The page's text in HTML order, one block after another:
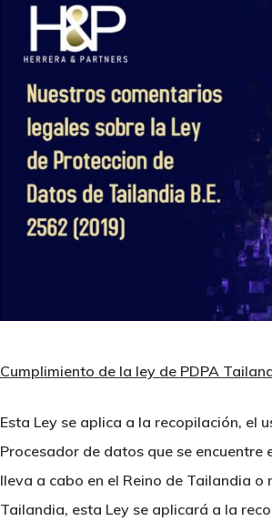
Cumplimiento de la ley de PDPA
Esta Ley se aplica a la recopilación, el
Procesador de datos que se
lleva a cabo en el Reino de Tailandia
Tailandia, esta Ley se aplicará a la